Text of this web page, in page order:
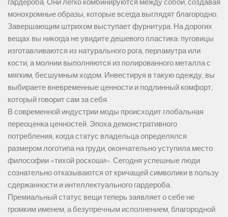
гардероба. Они легко комбинируются между собой, создавая
монохромные образы, которые всегда выглядят благородно.
Завершающим штрихом выступает фурнитура. На дорогих
вещах вы никогда не увидите дешевого пластика: пуговицы
изготавливаются из натурального рога, перламутра или
кости, а молнии выполняются из полированного металла с
мягким, бесшумным ходом. Инвестируя в такую одежду, вы
выбираете вневременные ценности и подлинный комфорт,
который говорит сам за себя.
В современной индустрии моды происходит глобальная
переоценка ценностей. Эпоха демонстративного
потребления, когда статус владельца определялся
размером логотипа на груди, окончательно уступила место
философии «тихой роскоши». Сегодня успешные люди
сознательно отказываются от кричащей символики в пользу
сдержанности и интеллектуального гардероба.
Премиальный статус вещи теперь заявляет о себе не
громким именем, а безупречным исполнением, благородной